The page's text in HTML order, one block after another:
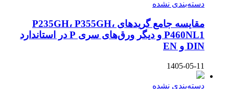
دسته‌بندی نشده
مقایسه جامع گریدهای P235GH، P355GH،
P460NL1 و دیگر ورق‌های سری P در استاندارد
DIN و EN
1405-05-11
دسته‌بندی نشده